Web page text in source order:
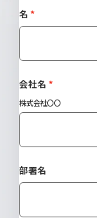
名
会社名
株式会社〇〇
部署名